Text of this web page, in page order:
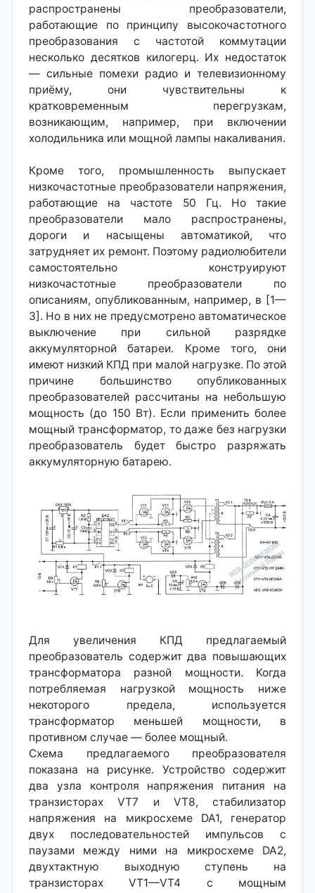
распространены преобразователи,
работающие по принципу высокочастотного
преобразования с частотой коммутации
несколько десятков килогерц. Их недостаток
— сильные помехи радио и телевизионному
приёму, они чувствительны к
кратковременным перегрузкам,
возникающим, например, при включении
холодильника или мощной лампы накаливания.
Кроме того, промышленность выпускает
низкочастотные преобразователи напряжения,
работающие на частоте 50 Гц. Но такие
преобразователи мало распространены,
дороги и насыщены автоматикой, что
затрудняет их ремонт. Поэтому радиолюбители
самостоятельно конструируют
низкочастотные преобразователи по
описаниям, опубликованным, например, в [1—
3]. Но в них не предусмотрено автоматическое
выключение при сильной разрядке
аккумуляторной батареи. Кроме того, они
имеют низкий КПД при малой нагрузке. По этой
причине большинство опубликованных
преобразователей рассчитаны на небольшую
мощность (до 150 Вт). Если применить более
мощный трансформатор, то даже без нагрузки
преобразователь будет быстро разряжать
аккумуляторную батарею.
Для увеличения КПД предлагаемый
преобразователь содержит два повышающих
трансформатора разной мощности. Когда
потребляемая нагрузкой мощность ниже
некоторого предела, используется
трансформатор меньшей мощности, в
противном случае — более мощный.
Схема предлагаемого преобразователя
показана на рисунке. Устройство содержит
два узла контроля напряжения питания на
транзисторах VT7 и VT8, стабилизатор
напряжения на микросхеме DA1, генератор
двух последовательностей импульсов с
паузами между ними на микросхеме DA2,
двухтактную выходную ступень на
транзисторах VT1—VT4 с мощным